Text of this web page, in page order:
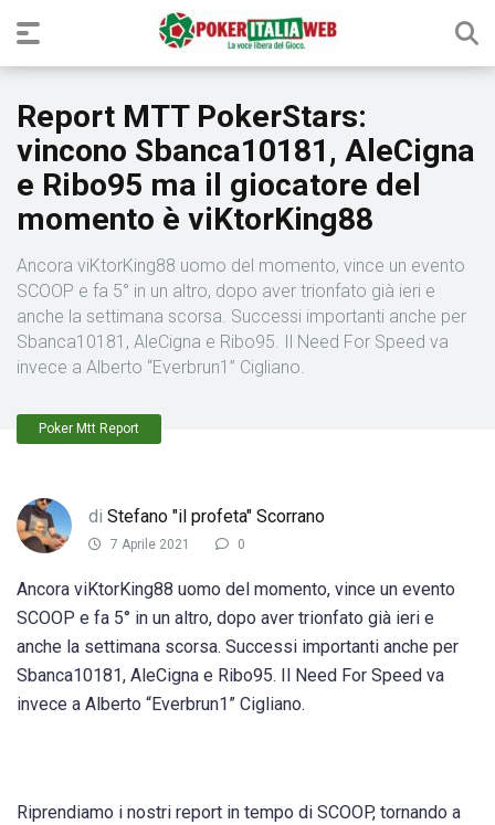
Report MTT PokerStars:
vincono Sbanca10181, AleCigna
e Ribo95 ma il giocatore del
momento è viKtorKing88
Ancora viKtorKing88 uomo del momento, vince un evento
SCOOP e fa 5° in un altro, dopo aver trionfato già ieri e
anche la settimana scorsa. Successi importanti anche per
Sbanca10181, AleCigna e Ribo95. Il Need For Speed va
invece a Alberto “Everbrun1” Cigliano.
Poker Mtt Report
di Stefano "il profeta" Scorrano
7 Aprile 2021 0
Ancora viKtorKing88 uomo del momento, vince un evento
SCOOP e fa 5° in un altro, dopo aver trionfato già ieri e
anche la settimana scorsa. Successi importanti anche per
Sbanca10181, AleCigna e Ribo95. Il Need For Speed va
invece a Alberto “Everbrun1” Cigliano.
Riprendiamo i nostri report in tempo di SCOOP, tornando a